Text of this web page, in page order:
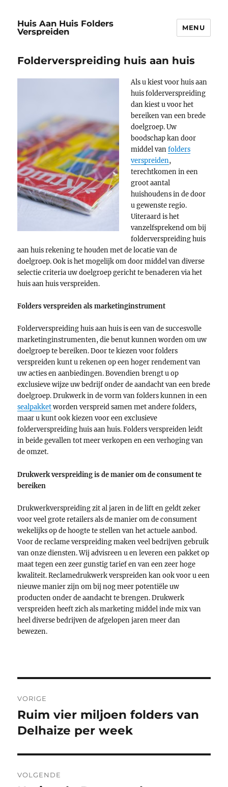
Huis Aan Huis Folders
Verspreiden
MENU
Folderverspreiding huis aan huis
Als u kiest voor huis aan
huis folderverspreiding
dan kiest u voor het
bereiken van een brede
doelgroep. Uw
boodschap kan door
middel van folders
verspreiden,
terechtkomen in een
groot aantal
huishoudens in de door
u gewenste regio.
Uiteraard is het
vanzelfsprekend om bij
folderverspreiding huis
aan huis rekening te houden met de locatie van de
doelgroep. Ook is het mogelijk om door middel van diverse
selectie criteria uw doelgroep gericht te benaderen via het
huis aan huis verspreiden.
Folders verspreiden als marketinginstrument
Folderverspreiding huis aan huis is een van de succesvolle
marketinginstrumenten, die benut kunnen worden om uw
doelgroep te bereiken. Door te kiezen voor folders
verspreiden kunt u rekenen op een hoger rendement van
uw acties en aanbiedingen. Bovendien brengt u op
exclusieve wijze uw bedrijf onder de aandacht van een brede
doelgroep. Drukwerk in de vorm van folders kunnen in een
sealpakketworden verspreid samen met andere folders,
maar u kunt ook kiezen voor een exclusieve
folderverspreiding huis aan huis. Folders verspreiden leidt
in beide gevallen tot meer verkopen en een verhoging van
de omzet.
Drukwerk verspreiding is de manier om de consument te
bereiken
Drukwerkverspreiding zit al jaren in de lift en geldt zeker
voor veel grote retailers als de manier om de consument
wekelijks op de hoogte te stellen van het actuele aanbod.
Voor de reclame verspreiding maken veel bedrijven gebruik
van onze diensten. Wij advisreen u en leveren een pakket op
maat tegen een zeer gunstig tarief en van een zeer hoge
kwaliteit. Reclamedrukwerk verspreiden kan ook voor u een
nieuwe manier zijn om bij nog meer potentiële uw
producten onder de aandacht te brengen. Drukwerk
verspreiden heeft zich als marketing middel inde mix van
heel diverse bedrijven de afgelopen jaren meer dan
bewezen.
navigatie
VORIGE
Vorig
bericht:
Ruim vier miljoen folders van
Delhaize per week
VOLGENDE